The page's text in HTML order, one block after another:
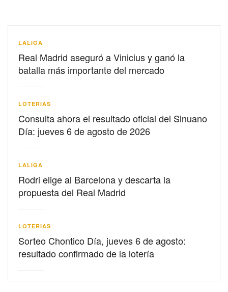
LALIGA
Real Madrid aseguró a Vinicius y ganó la
batalla más importante del mercado
LOTERIAS
Consulta ahora el resultado oficial del Sinuano
Día: jueves 6 de agosto de 2026
LALIGA
Rodri elige al Barcelona y descarta la
propuesta del Real Madrid
LOTERIAS
Sorteo Chontico Día, jueves 6 de agosto:
resultado confirmado de la lotería